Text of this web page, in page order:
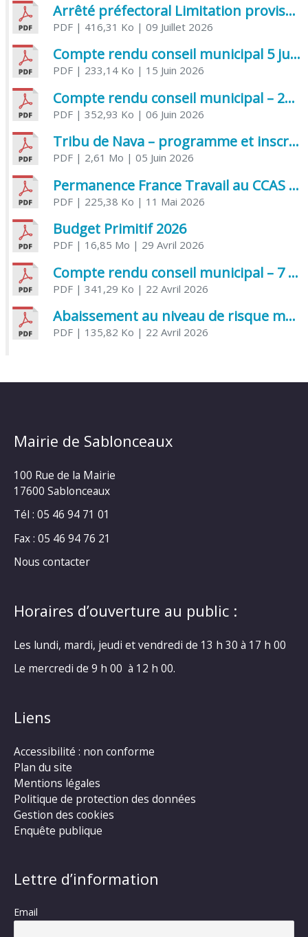
Arrêté préfectoral Limitation provisoire des usages de l’eau
PDF| 416,31 Ko | 09 Juillet 2026
Compte rendu conseil municipal 5 juin 2026 sénatoriale
PDF| 233,14 Ko | 15 Juin 2026
Compte rendu conseil municipal – 21 avril 2026
PDF| 352,93 Ko | 06 Juin 2026
Tribu de Nava – programme et inscriptions été 2026
PDF| 2,61 Mo | 05 Juin 2026
Permanence France Travail au CCAS de Saujon Juin 2026
PDF| 225,38 Ko | 11 Mai 2026
Budget Primitif 2026
PDF| 16,85 Mo | 29 Avril 2026
Compte rendu conseil municipal – 7 avril 2026
PDF| 341,29 Ko | 22 Avril 2026
Abaissement au niveau de risque modéré de l’Influenza aviaire
PDF| 135,82 Ko | 22 Avril 2026
Mairie de Sablonceaux
100 Rue de la Mairie
17600 Sablonceaux
Tél : 05 46 94 71 01
Fax : 05 46 94 76 21
Nous contacter
Horaires d’ouverture au public :
Les lundi, mardi, jeudi et vendredi de 13 h 30 à 17 h 00
Le mercredi de 9 h 00 à 12 h 00.
Liens
Accessibilité : non conforme
Plan du site
Mentions légales
Politique de protection des données
Gestion des cookies
Enquête publique
Lettre d’information
Email